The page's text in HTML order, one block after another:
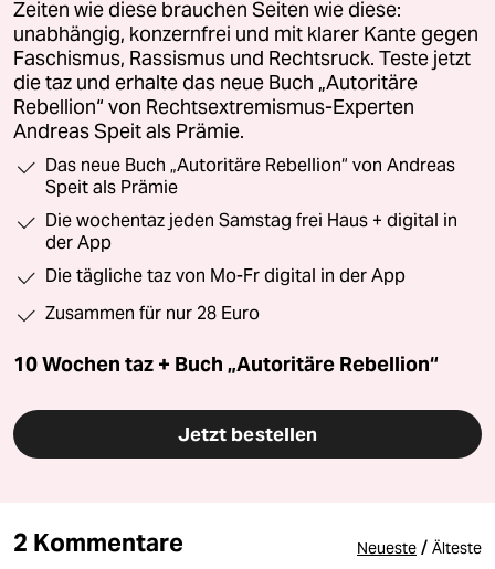
Zeiten wie diese brauchen Seiten wie diese:
unabhängig, konzernfrei und mit klarer Kante gegen
Faschismus, Rassismus und Rechtsruck. Teste jetzt
die taz und erhalte das neue Buch „Autoritäre
Rebellion“ von Rechtsextremismus-Experten
Andreas Speit als Prämie.
Das neue Buch „Autoritäre Rebellion“ von Andreas
Speit als Prämie
Die wochentaz jeden Samstag frei Haus + digital in
der App
Die tägliche taz von Mo-Fr digital in der App
Zusammen für nur 28 Euro
10 Wochen taz + Buch „Autoritäre Rebellion“
Jetzt bestellen
2 Kommentare Neueste / Älteste